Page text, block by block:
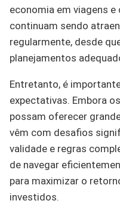
economia em viagens
continuam sendo
regularmente, desde
planejamentos
Entretanto, é
expectativas. Embora
possam oferecer
vêm com desafios
validade e regras
de navegar
para maximizar o
investidos.